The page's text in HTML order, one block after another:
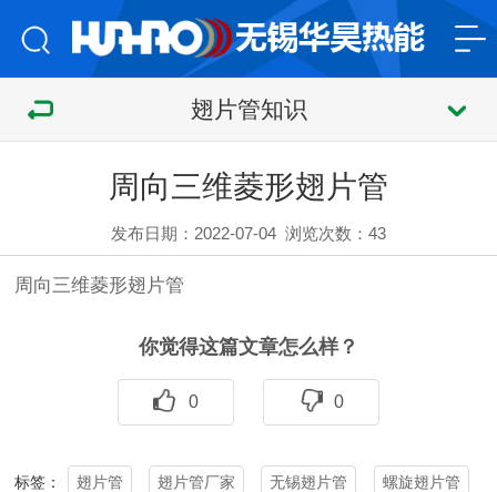
翅片管知识
周向三维菱形翅片管
发布日期：2022-07-04 浏览次数：43
周向三维菱形翅片管
你觉得这篇文章怎么样？
0 0
标签： 翅片管 翅片管厂家 无锡翅片管 螺旋翅片管